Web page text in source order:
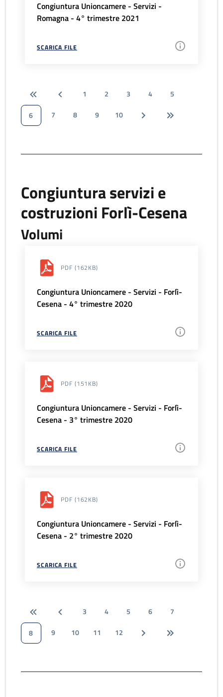
Congiuntura Unioncamere - Servizi -
Romagna - 4° trimestre 2021
SCARICA FILE
1 2 3 4
5
6
7 8 9 10
Congiuntura servizi e
costruzioni Forlì-Cesena
Volumi
PDF (162KB)
Congiuntura Unioncamere - Servizi - Forlì-
Cesena - 4° trimestre 2020
SCARICA FILE
PDF (151KB)
Congiuntura Unioncamere - Servizi - Forlì-
Cesena - 3° trimestre 2020
SCARICA FILE
PDF (162KB)
Congiuntura Unioncamere - Servizi - Forlì-
Cesena - 2° trimestre 2020
SCARICA FILE
3 4 5 6
7
8
9 10 11 12